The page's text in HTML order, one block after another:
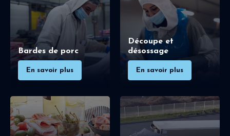
Bardes de porc
En savoir plus
Découpe et
désossage
En savoir plus